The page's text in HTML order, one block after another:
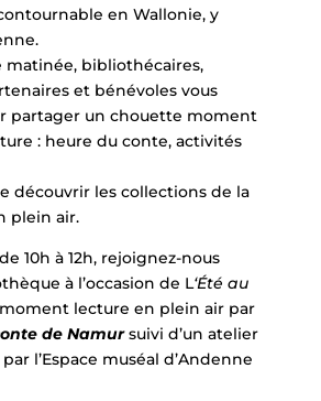
en Wallonie, y
matinée, bibliothécaires,
et bénévoles vous
partager un chouette moment
: heure du conte, activités
découvrir les collections de la
plein air.
10h à 12h, rejoignez-nous
à l’occasion de L‘Été au
lecture en plein air par
de Namur suivi d’un atelier
l’Espace muséal d’Andenne